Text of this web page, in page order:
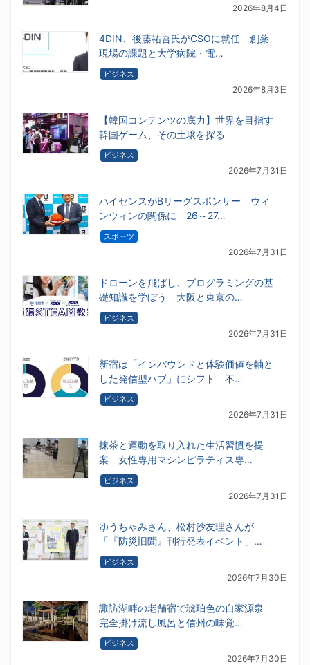
2026年8月4日
4DIN、後藤祐吾氏がCSOに就任 創薬
現場の課題と大学病院・電…
ビジネス
2026年8月3日
【韓国コンテンツの底力】世界を目指す
韓国ゲーム、その土壌を探る
ビジネス
2026年7月31日
ハイセンスがBリーグスポンサー ウィ
ンウィンの関係に 26～27…
スポーツ
2026年7月31日
ドローンを飛ばし、プログラミングの基
礎知識を学ぼう 大阪と東京の…
ビジネス
2026年7月31日
新宿は「インバウンドと体験価値を軸と
した発信型ハブ」にシフト 不…
ビジネス
2026年7月31日
抹茶と運動を取り入れた生活習慣を提
案 女性専用マシンピラティス専…
ビジネス
2026年7月31日
ゆうちゃみさん、松村沙友理さんが
「『防災旧聞』刊行発表イベント」…
ビジネス
2026年7月30日
諏訪湖畔の老舗宿で琥珀色の自家源泉
完全掛け流し風呂と信州の味覚…
ビジネス
2026年7月30日